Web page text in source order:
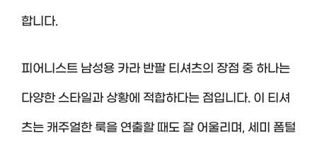
합니다.
피어니스트 남성용 카라 반팔 티셔츠의 장점 중 하나는
다양한 스타일과 상황에 적합하다는 점입니다. 이 티셔
츠는 캐주얼한 룩을 연출할 때도 잘 어울리며, 세미 폼털